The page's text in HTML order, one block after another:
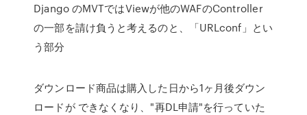
Django のMVTではViewが他のWAFのController
の一部を請け負うと考えるのと、「URLconf」とい
う部分
ダウンロード商品は購入した日から1ヶ月後ダウン
ロードが できなくなり、"再DL申請"を行っていた